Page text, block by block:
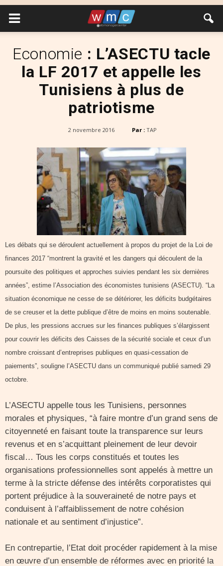
Economie : L’ASECTU tacle
la LF 2017 et appelle les
Tunisiens à plus de
patriotisme
2 novembre 2016 Par : TAP
Les débats qui se déroulent actuellement à propos du projet de la Loi de
finances 2017 “montrent la gravité et les dangers qui découlent de la
poursuite des politiques et approches suivies pendant les six dernières
années”, estime l’Association des économistes tunisiens (ASECTU). “La
situation économique ne cesse de se détériorer, les déficits budgétaires
de se creuser et la dette publique d’être de moins en moins soutenable.
De plus, les pressions accrues sur les finances publiques s’élargissent
pour couvrir les déficits des Caisses de la sécurité sociale et ceux d’un
nombre croissant d’entreprises publiques en quasi-cessation de
paiements”, souligne l’ASECTU dans un communiqué publié samedi 29
octobre.
L’ASECTU appelle tous les Tunisiens, personnes
morales et physiques, “à faire montre d’un grand sens de
citoyenneté en faisant toute la transparence sur leurs
revenus et en s’acquittant pleinement de leur devoir
fiscal… Tous les corps constitués et toutes les
organisations professionnelles sont appelés à mettre un
terme à la stricte défense des intérêts corporatistes qui
portent préjudice à la souveraineté de notre pays et
conduisent à l’affaiblissement de notre cohésion
nationale et au sentiment d’injustice”.
En contrepartie, l’Etat doit procéder rapidement à la mise
en œuvre d’un ensemble de réformes avec en priorité la